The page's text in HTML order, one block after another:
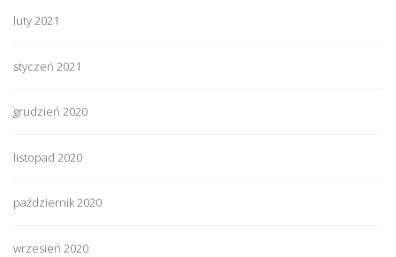
luty 2021
styczeń 2021
grudzień 2020
listopad 2020
październik 2020
wrzesień 2020